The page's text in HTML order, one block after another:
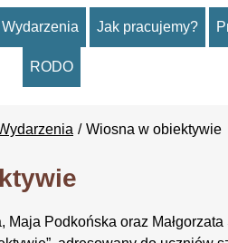
Wydarzenia Jak pracujemy?
RODO
Wiosna w obiektywie
Maja Podkońska oraz